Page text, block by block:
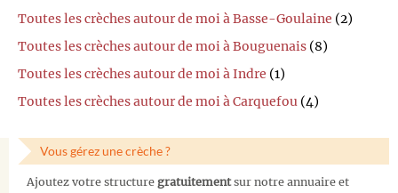
Toutes les crèches autour de moi à Basse-Goulaine (2)
Toutes les crèches autour de moi à Bouguenais (8)
Toutes les crèches autour de moi à Indre (1)
Toutes les crèches autour de moi à Carquefou (4)
Vous gérez une crèche ?
Ajoutez votre structure gratuitementsur notre annuaire et